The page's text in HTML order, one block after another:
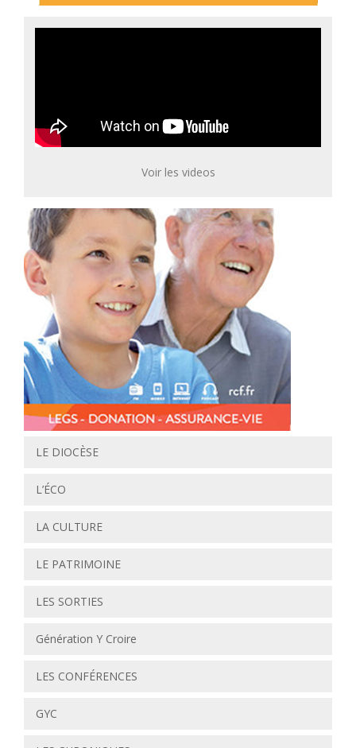
Voir les videos
LE DIOCÈSE
L’ÉCO
LA CULTURE
LE PATRIMOINE
LES SORTIES
Génération Y Croire
LES CONFÉRENCES
GYC